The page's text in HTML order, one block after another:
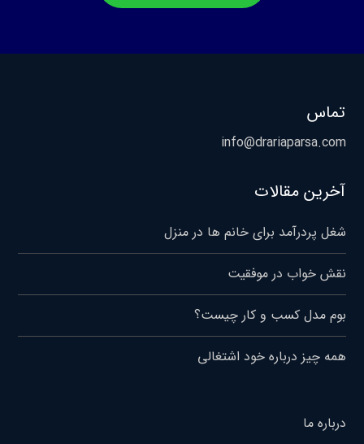
تماس
info@drariaparsa.com
آخرین مقالات
شغل پردرآمد برای خانم ها در منزل
نقش خواب در موفقیت
بوم مدل کسب و کار چیست؟
همه چیز درباره خود اشتغالی
درباره ما